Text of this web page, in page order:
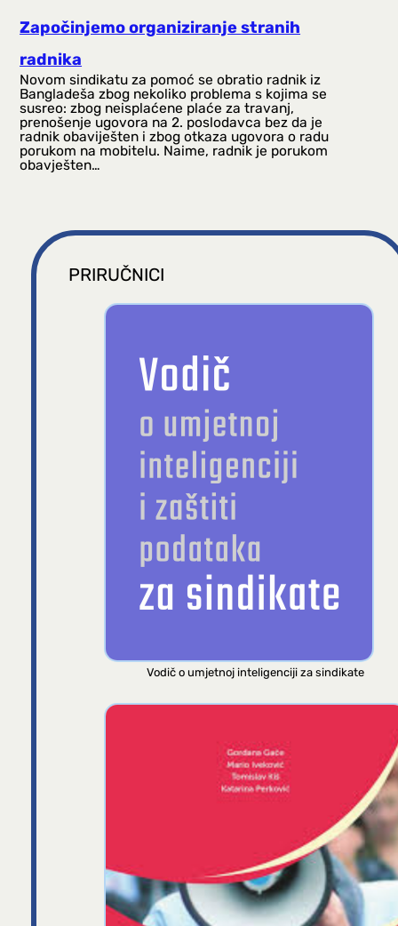
Započinjemo organiziranje stranih
radnika
Novom sindikatu za pomoć se obratio radnik iz
Bangladeša zbog nekoliko problema s kojima se
susreo: zbog neisplaćene plaće za travanj,
prenošenje ugovora na 2. poslodavca bez da je
radnik obaviješten i zbog otkaza ugovora o radu
porukom na mobitelu. Naime, radnik je porukom
obavješten…
PRIRUČNICI
Vodič o umjetnoj inteligenciji za sindikate